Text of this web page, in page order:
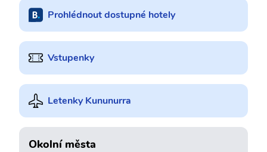
Prohlédnout dostupné hotely
Vstupenky
Letenky Kununurra
Okolní města